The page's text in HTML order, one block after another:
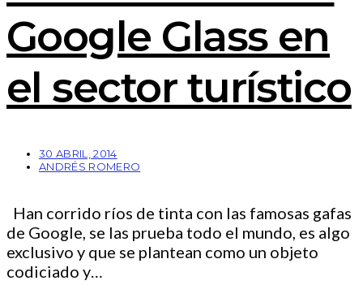
Google Glass en
el sector turístico
30 ABRIL, 2014
ANDRÉS ROMERO
Han corrido ríos de tinta con las famosas gafas
de Google, se las prueba todo el mundo, es algo
exclusivo y que se plantean como un objeto
codiciado y…